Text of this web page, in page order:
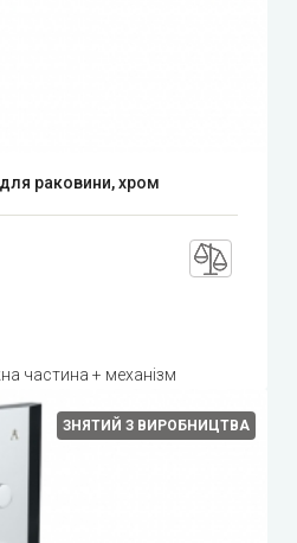
раковини, хром
частина + механізм
ЗНЯТИЙ З ВИРОБНИЦТВА